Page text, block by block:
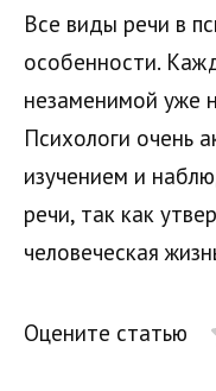
Все виды речи в
особенности.
незаменимой уже
Психологи очень
изучением и
речи, так как
человеческая
Оцените статью